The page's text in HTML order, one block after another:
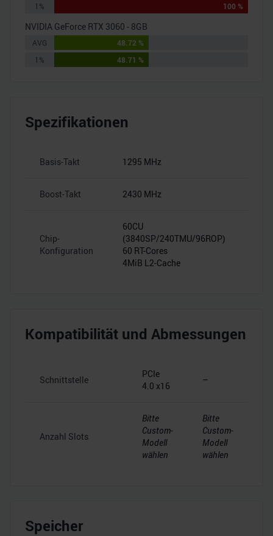
1%
100 %
NVIDIA GeForce RTX 3060 - 8GB
AVG
48.72 %
1%
48.71 %
Spezifikationen
Basis-Takt 1295 MHz
Boost-Takt 2430 MHz
Chip-
Konfiguration
60CU
(3840SP/240TMU/96ROP)
60 RT-Cores
4MiB L2-Cache
Kompatibilität und Abmessungen
Schnittstelle
PCIe
4.0 x16
–
Anzahl Slots
Bitte
Custom-
Modell
wählen
Bitte
Custom-
Modell
wählen
Speicher